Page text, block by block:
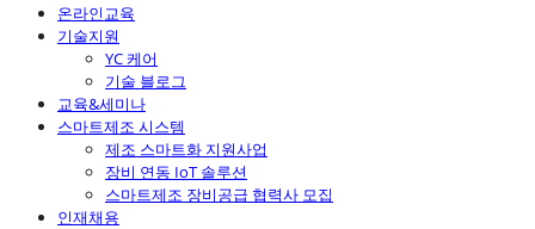
온라인교육
기술지원
YC 케어
기술 블로그
교육&세미나
스마트제조 시스템
제조 스마트화 지원사업
장비 연동 IoT 솔루션
스마트제조 장비공급 협력사 모집
인재채용